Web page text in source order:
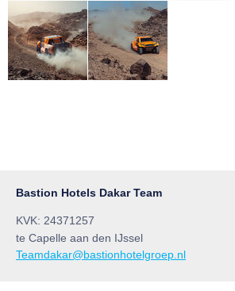
Bastion Hotels Dakar Team
KVK: 24371257
te Capelle aan den IJssel
Teamdakar@bastionhotelgroep.nl